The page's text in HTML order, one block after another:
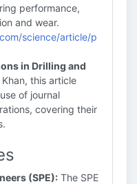
performance,
and wear.
science/article/p
in Drilling and
this article
of journal
covering their
(SPE): The SPE